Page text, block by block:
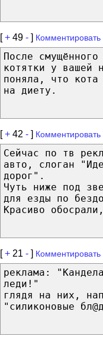
[+ 49 - ]
После
котятки у вашей
поняла, что кота
на диету.
[+ 42 - ]
Сейчас по тв
авто, слоган
дорог".
Чуть ниже под
для езды по
Красиво
[+ 21 - ]
реклама:
леди!"
глядя на них,
"силиконовые